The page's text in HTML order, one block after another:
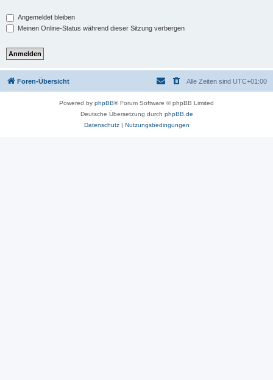
Angemeldet bleiben
Meinen Online-Status während dieser Sitzung verbergen
Foren-Übersicht Alle Zeiten sind UTC+01:00
Powered by phpBB® Forum Software © phpBB Limited
Deutsche Übersetzung durch phpBB.de
Datenschutz| Nutzungsbedingungen